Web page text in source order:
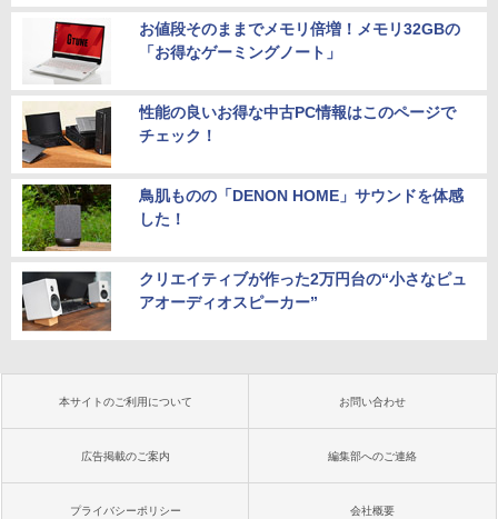
お値段そのままでメモリ倍増！メモリ32GBの
「お得なゲーミングノート」
性能の良いお得な中古PC情報はこのページで
チェック！
鳥肌ものの「DENON HOME」サウンドを体感
した！
クリエイティブが作った2万円台の“小さなピュ
アオーディオスピーカー”
本サイトのご利用について お問い合わせ
広告掲載のご案内 編集部へのご連絡
プライバシーポリシー 会社概要